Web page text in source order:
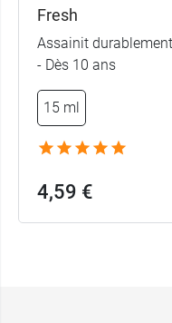
Fresh
Assainit
- Dès 10 ans
15 ml
4,59 €